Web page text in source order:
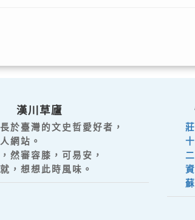
漢川草廬
於臺灣的文史哲愛好者，
網站。
然審容膝，可易安，
，想想此時風味。